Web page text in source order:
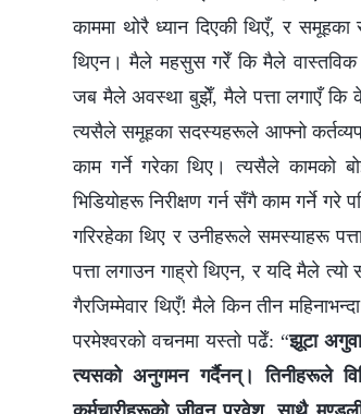
काममा थोरै ध्यान दिएकी थिएँ, र
थिएन। मैले महसुस गरेँ कि मैले वास्तविक
जब मैले अवस्था बुझेँ, मैले पत्ता लगाएँ कि
त्यसैले समूहका सदस्यहरूले आफ्नो
काम गर्ने गरेका थिए। त्यसैले कामको
भिडियोहरू निरीक्षण गर्न सँगै काम गर्ने
गरिरहेका थिए र उनीहरूले समस्याहरू
पत्ता लगाउन गाह्रो थिएन, र यदि मैले
गैरजिम्मेवार थिएँ! मैले किन तीन
परमेश्‍वरको वचनमा यस्तो पढेँ: “झूटा
त्यसको अनुगमन गर्दैनन्। तिनीहरूले